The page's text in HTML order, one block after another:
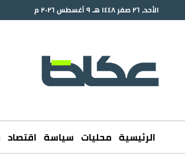
الأحد، ٢٦ صفر ١٤٤٨ هـ ٩ أغسطس ٢٠٢٦ م
الرئيسية محليات سياسة اقتصاد